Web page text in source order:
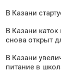
В Казани
В Казани каток
снова открыт
В Казани
питание в